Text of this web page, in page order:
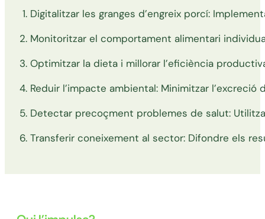
Digitalitzar les granges d’engreix porcí:
Monitoritzar el comportament alimentari
Optimitzar la dieta i millorar l’eficiència
Reduir l’impacte ambiental: Minimitzar
Detectar precoçment problemes de salut:
Transferir coneixement al sector: Difondre els